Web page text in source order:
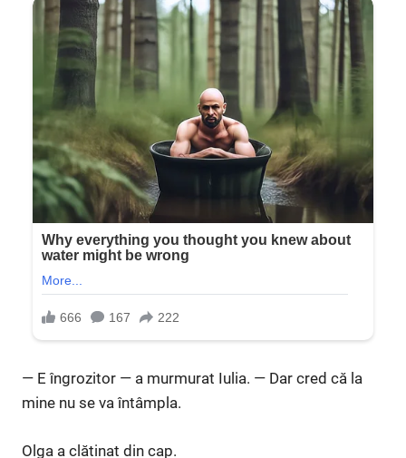
— E îngrozitor — a murmurat Iulia. — Dar cred că la
mine nu se va întâmpla.
Olga a clătinat din cap.